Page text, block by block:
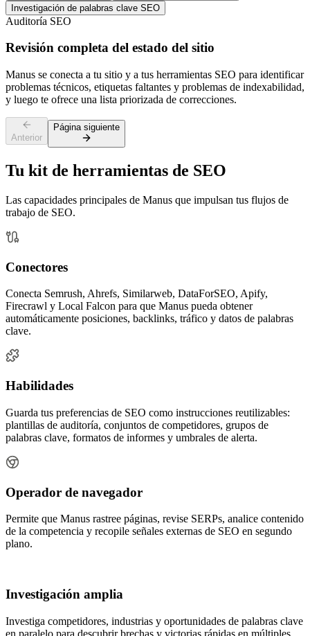
Investigación de palabras clave SEO
Auditoría SEO
Revisión completa del estado del sitio
Manus se conecta a tu sitio y a tus herramientas SEO para identificar
problemas técnicos, etiquetas faltantes y problemas de indexabilidad,
y luego te ofrece una lista priorizada de correcciones.
Anterior
Página siguiente
Tu kit de herramientas de SEO
Las capacidades principales de Manus que impulsan tus flujos de
trabajo de SEO.
Conectores
Conecta Semrush, Ahrefs, Similarweb, DataForSEO, Apify,
Firecrawl y Local Falcon para que Manus pueda obtener
automáticamente posiciones, backlinks, tráfico y datos de palabras
clave.
Habilidades
Guarda tus preferencias de SEO como instrucciones reutilizables:
plantillas de auditoría, conjuntos de competidores, grupos de
palabras clave, formatos de informes y umbrales de alerta.
Operador de navegador
Permite que Manus rastree páginas, revise SERPs, analice contenido
de la competencia y recopile señales externas de SEO en segundo
plano.
Investigación amplia
Investiga competidores, industrias y oportunidades de palabras clave
en paralelo para descubrir brechas y victorias rápidas en múltiples